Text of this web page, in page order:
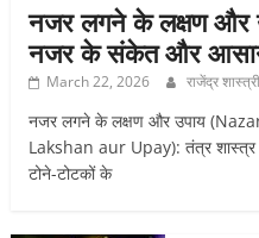
नजर लगने के लक्षण और
नजर के संकेत और
March 22, 2026 राजेंद्र शास्त्री
नजर लगने के लक्षण और उपाय
Lakshan aur Upay): तंत्र
टोने-टोटकों के